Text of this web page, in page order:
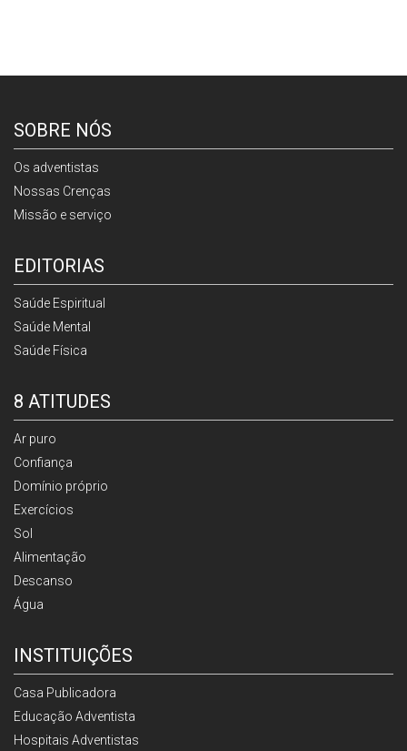
SOBRE NÓS
Os adventistas
Nossas Crenças
Missão e serviço
EDITORIAS
Saúde Espiritual
Saúde Mental
Saúde Física
8 ATITUDES
Ar puro
Confiança
Domínio próprio
Exercícios
Sol
Alimentação
Descanso
Água
INSTITUIÇÕES
Casa Publicadora
Educação Adventista
Hospitais Adventistas